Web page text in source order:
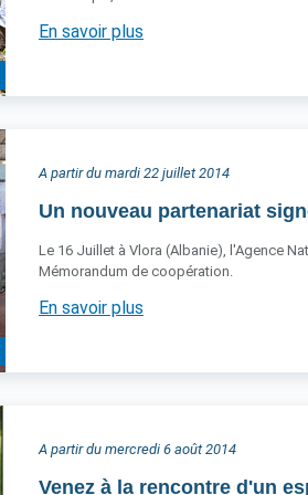
En savoir plus
A partir du mardi 22 juillet 2014
Un nouveau partenariat
Le 16 Juillet à Vlora (Albanie), l'Agence
Mémorandum de coopération.
En savoir plus
A partir du mercredi 6 août 2014
Venez à la rencontre d'un